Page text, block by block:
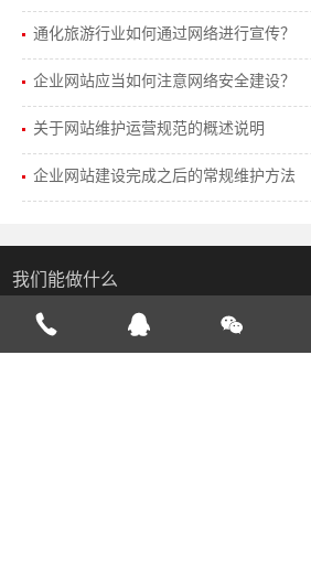
通化旅游行业如何通过网络进行宣传？
企业网站应当如何注意网络安全建设？
关于网站维护运营规范的概述说明
企业网站建设完成之后的常规维护方法
我们能做什么
主营：营销型网站建设，网站制作，微信小程序开
发，商业直播，网络推广，软件开发等有效促进公司